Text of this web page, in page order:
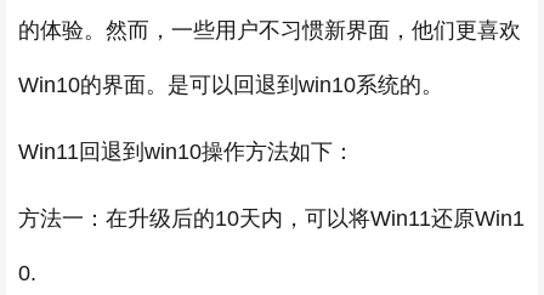
的体验。然而，一些用户不习惯新界面，他们更喜欢
Win10的界面。是可以回退到win10系统的。
Win11回退到win10操作方法如下：
方法一：在升级后的10天内，可以将Win11还原Win1
0.